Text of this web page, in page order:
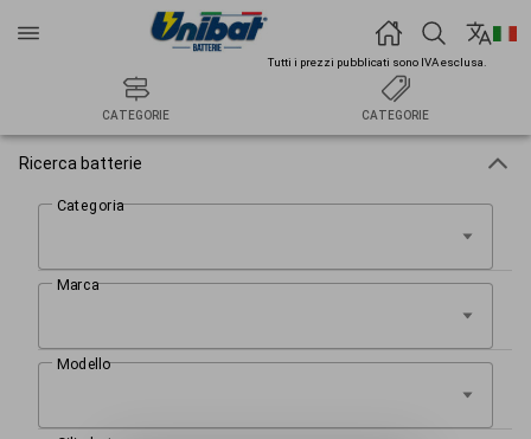
Tutti i prezzi pubblicati sono IVA esclusa.
CATEGORIE CATEGORIE
Ricerca batterie